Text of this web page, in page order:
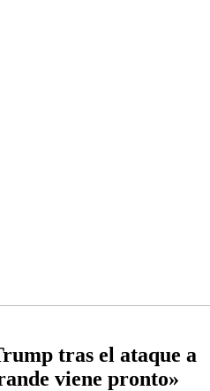
tras el ataque a
viene pronto»